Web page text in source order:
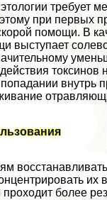
требует
при первых
помощи. В
выступает
токсинов
внутрь
их
более